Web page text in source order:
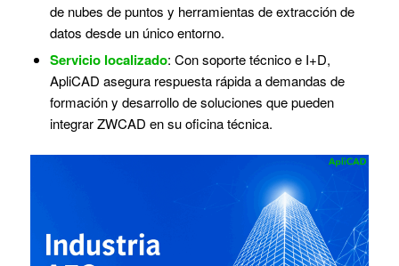
de nubes de puntos y herramientas de extracción de
datos desde un único entorno.
Servicio localizado: Con soporte técnico e I+D,
ApliCAD asegura respuesta rápida a demandas de
formación y desarrollo de soluciones que pueden
integrar ZWCAD en su oficina técnica.